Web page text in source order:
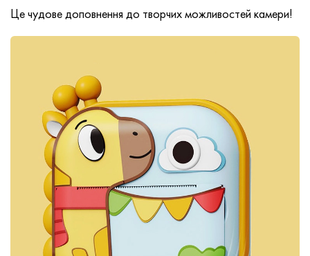
Це чудове доповнення до творчих можливостей камери!